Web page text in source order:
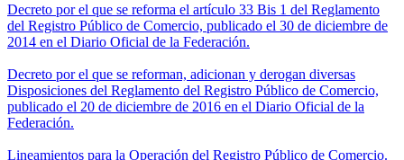
Decreto por el que se reforma el artículo 33 Bis 1 del Reglamento
del Registro Público de Comercio, publicado el 30 de diciembre de
2014 en el Diario Oficial de la Federación.
Decreto por el que se reforman, adicionan y derogan diversas
Disposiciones del Reglamento del Registro Público de Comercio,
publicado el 20 de diciembre de 2016 en el Diario Oficial de la
Federación.
Lineamientos para la Operación del Registro Público de Comercio.